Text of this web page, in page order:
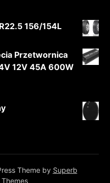
156/154L
Przetwornica
12V 45A 600W
Theme by Superb